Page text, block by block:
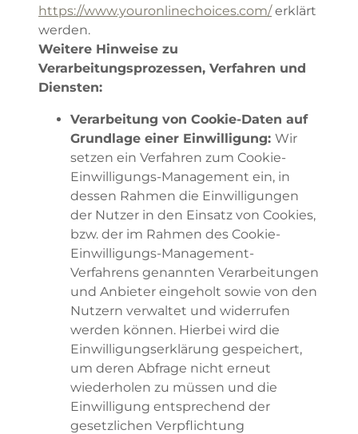
https://www.youronlinechoices.com/erklärt
werden.
Weitere Hinweise zu
Verarbeitungsprozessen, Verfahren und
Diensten:
Verarbeitung von Cookie-Daten auf
Grundlage einer Einwilligung: Wir
setzen ein Verfahren zum Cookie-
Einwilligungs-Management ein, in
dessen Rahmen die Einwilligungen
der Nutzer in den Einsatz von Cookies,
bzw. der im Rahmen des Cookie-
Einwilligungs-Management-
Verfahrens genannten Verarbeitungen
und Anbieter eingeholt sowie von den
Nutzern verwaltet und widerrufen
werden können. Hierbei wird die
Einwilligungserklärung gespeichert,
um deren Abfrage nicht erneut
wiederholen zu müssen und die
Einwilligung entsprechend der
gesetzlichen Verpflichtung